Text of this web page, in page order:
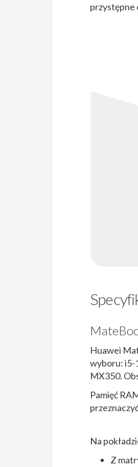
przystępne
Huawei
wyboru: i5-
MX350.
Pamięć
Na
Z